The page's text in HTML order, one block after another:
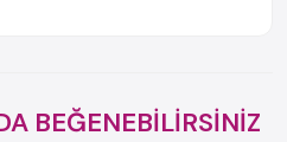
BEĞENEBİLİRSİNİZ